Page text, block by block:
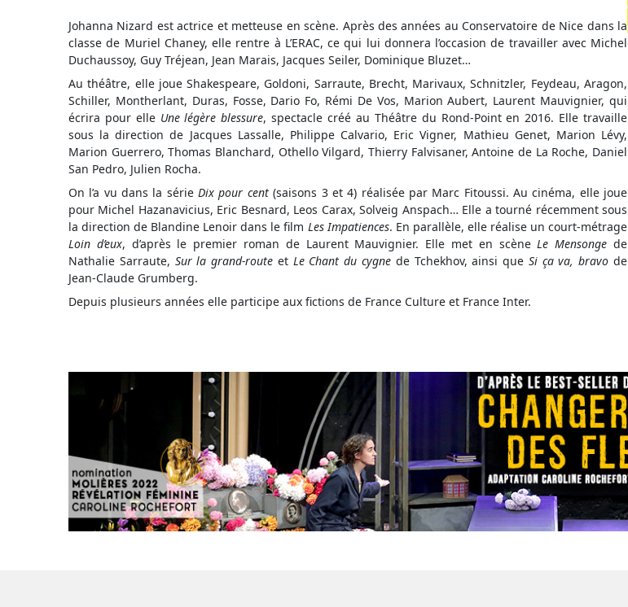
Johanna Nizard est actrice et metteuse en scène. Après des années au Conservatoire de Nice dans la
classe de Muriel Chaney, elle rentre à L’ERAC, ce qui lui donnera l’occasion de travailler avec Michel
Duchaussoy, Guy Tréjean, Jean Marais, Jacques Seiler, Dominique Bluzet…
Au théâtre, elle joue Shakespeare, Goldoni, Sarraute, Brecht, Marivaux, Schnitzler, Feydeau, Aragon,
Schiller, Montherlant, Duras, Fosse, Dario Fo, Rémi De Vos, Marion Aubert, Laurent Mauvignier, qui
écrira pour elle Une légère blessure, spectacle créé au Théâtre du Rond-Point en 2016. Elle travaille
sous la direction de Jacques Lassalle, Philippe Calvario, Eric Vigner, Mathieu Genet, Marion Lévy,
Marion Guerrero, Thomas Blanchard, Othello Vilgard, Thierry Falvisaner, Antoine de La Roche, Daniel
San Pedro, Julien Rocha.
On l’a vu dans la sérieDix pour cent(saisons 3 et 4) réalisée par Marc Fitoussi. Au cinéma, elle joue
pour Michel Hazanavicius, Eric Besnard, Leos Carax, Solveig Anspach… Elle a tourné récemment sous
la direction de Blandine Lenoir dans le film Les Impatiences. En parallèle, elle réalise un court-métrage
Loin d’eux, d’après le premier roman de Laurent Mauvignier. Elle met en scèneLe Mensonge de
Nathalie Sarraute, Sur la grand-route et Le Chant du cygne de Tchekhov, ainsi que Si ça va, bravo de
Jean-Claude Grumberg.
Depuis plusieurs années elle participe aux fictions de France Culture et France Inter.